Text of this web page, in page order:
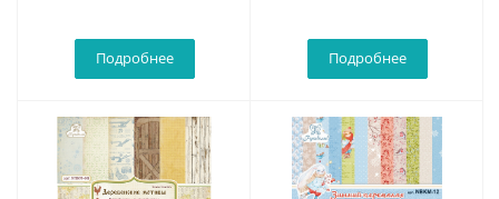
Подробнее Подробнее